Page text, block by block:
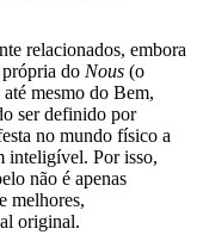
relacionados, embora
do Nous (o
mesmo do Bem,
ser definido por
no mundo físico a
inteligível. Por isso,
não é apenas
melhores,
original.